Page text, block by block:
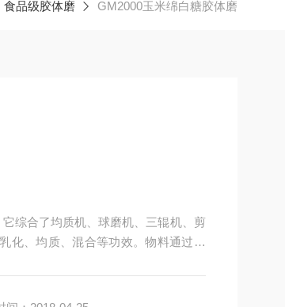
食品级胶体磨 GM2000玉米绵白糖胶体磨
综合了均质机、球磨机、三辊机、剪
化、均质、混合等功效。物料通过加